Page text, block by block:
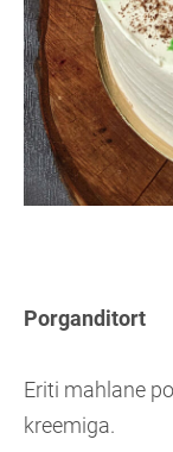
Porganditort
Eriti mahlane
kreemiga.